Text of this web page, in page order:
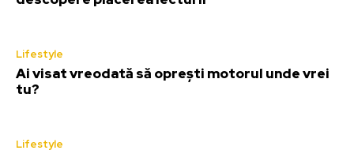
Lifestyle
Ai visat vreodată să oprești motorul unde vrei
tu?
Lifestyle